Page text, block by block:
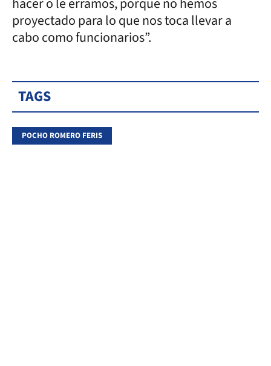
proyectado para lo que nos toca llevar a
cabo como funcionarios”.
TAGS
POCHO ROMERO FERIS